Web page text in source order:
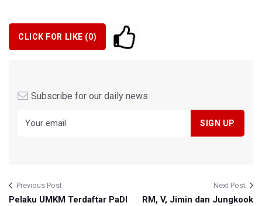
CLICK FOR LIKE (0)
Subscribe for our daily news
Previous Post
Pelaku UMKM Terdaftar PaDI
Next Post
RM, V, Jimin dan Jungkook